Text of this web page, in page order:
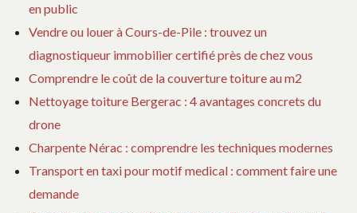
en public
Vendre ou louer à Cours-de-Pile : trouvez un
diagnostiqueur immobilier certifié près de chez vous
Comprendre le coût de la couverture toiture au m2
Nettoyage toiture Bergerac : 4 avantages concrets du
drone
Charpente Nérac : comprendre les techniques modernes
Transport en taxi pour motif medical : comment faire une
demande